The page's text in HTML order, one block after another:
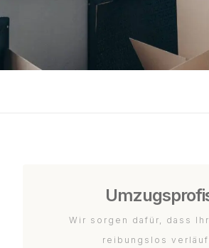
Wir sorgen dafür, dass
reibungslos